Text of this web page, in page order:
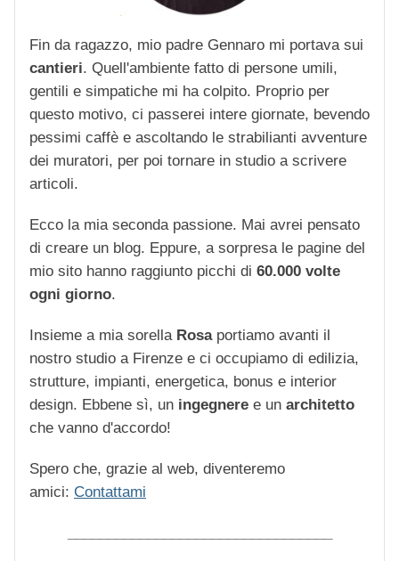
Fin da ragazzo, mio padre Gennaro mi portava sui
cantieri. Quell'ambiente fatto di persone umili,
gentili e simpatiche mi ha colpito. Proprio per
questo motivo, ci passerei intere giornate, bevendo
pessimi caffè e ascoltando le strabilianti avventure
dei muratori, per poi tornare in studio a scrivere
articoli.
Ecco la mia seconda passione. Mai avrei pensato
di creare un blog. Eppure, a sorpresa le pagine del
mio sito hanno raggiunto picchi di 60.000 volte
ogni giorno.
Insieme a mia sorella Rosaportiamo avanti il
nostro studio a Firenze e ci occupiamo di edilizia,
strutture, impianti, energetica, bonus e interior
design. Ebbene sì, un ingegnere e un architetto
che vanno d'accordo!
Spero che, grazie al web, diventeremo
amici: Contattami